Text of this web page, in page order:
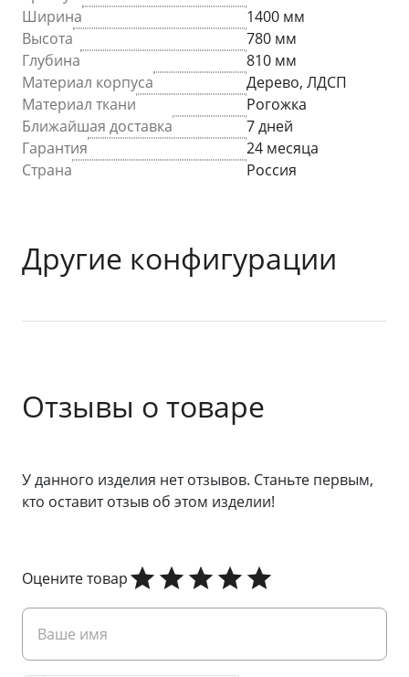
Ширина
1400 мм
Высота
780 мм
Глубина
810 мм
Материал корпуса
Дерево, ЛДСП
Материал ткани
Рогожка
Ближайшая доставка
7 дней
Гарантия
24 месяца
Страна
Россия
Другие конфигурации
Отзывы о товаре
У данного изделия нет отзывов. Станьте первым,
кто оставит отзыв об этом изделии!
Оцените товар